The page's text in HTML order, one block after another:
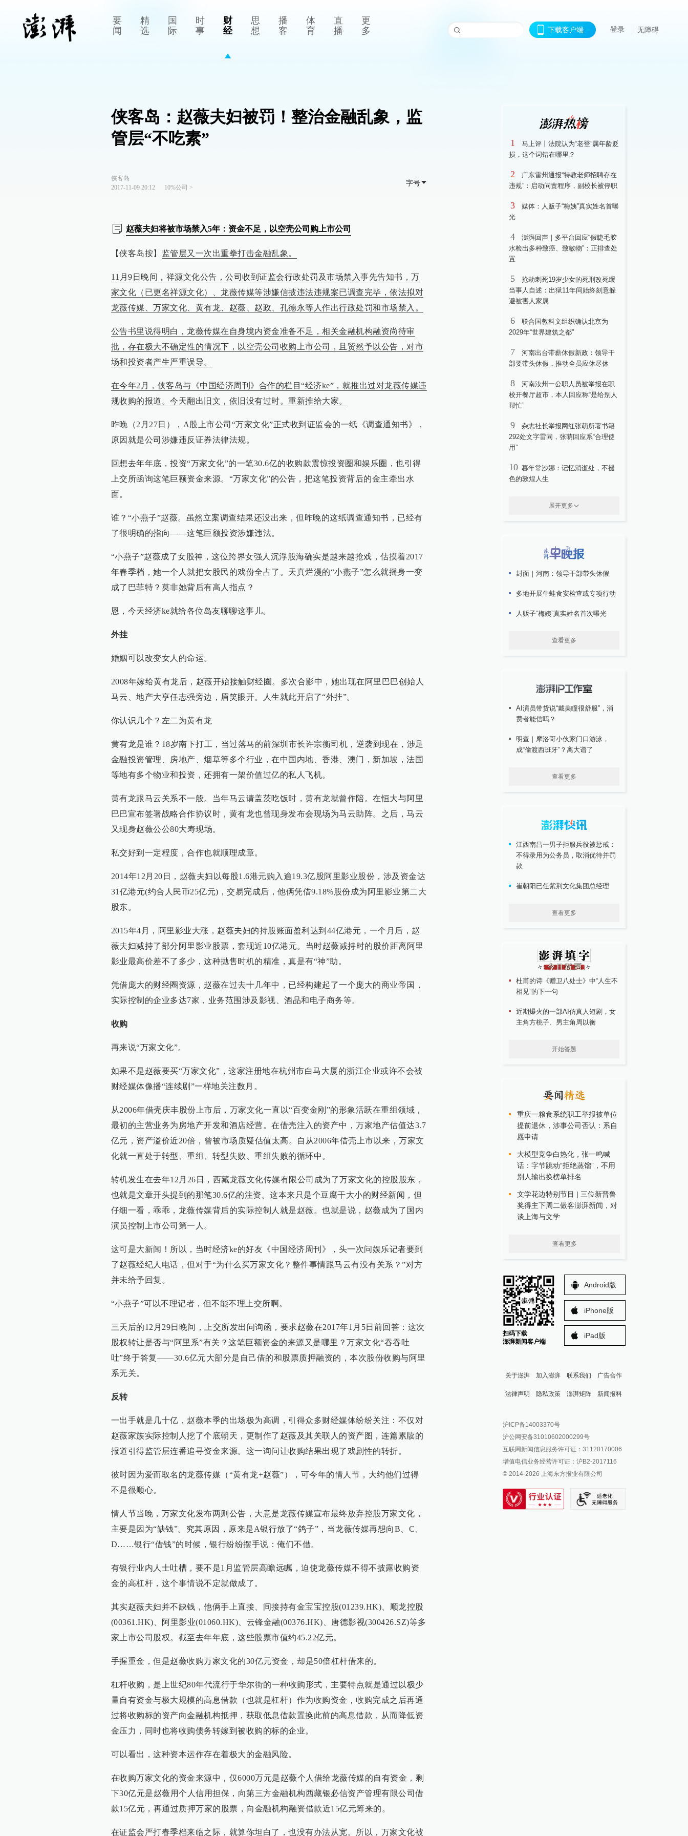
要
闻
精
选
国
际
时
事
财
经
思
想
播
客
体
育
直
播
更
多
下载客户端 登录 无障碍
侠客岛：赵薇夫妇被罚！整治金融乱象，监
管层“不吃素”
侠客岛
2017-11-09 20:12
10%公司 >
字号
赵薇夫妇将被市场禁入5年：资金不足，以空壳公司购上市公司
【侠客岛按】 监管层又一次出重拳打击金融乱象。
11月9日晚间，祥源文化公告，公司收到证监会行政处罚及市场禁入事先告知书，万
家文化（已更名祥源文化）、龙薇传媒等涉嫌信披违法违规案已调查完毕，依法拟对
龙薇传媒、万家文化、黄有龙、赵薇、赵政、孔德永等人作出行政处罚和市场禁入。
公告书里说得明白，龙薇传媒在自身境内资金准备不足，相关金融机构融资尚待审
批，存在极大不确定性的情况下，以空壳公司收购上市公司，且贸然予以公告，对市
场和投资者产生严重误导。
在今年2月，侠客岛与《中国经济周刊》合作的栏目“经济ke”，就推出过对龙薇传媒违
规收购的报道。今天翻出旧文，依旧没有过时。重新推给大家。
昨晚（2月27日），A股上市公司“万家文化”正式收到证监会的一纸《调查通知书》，
原因就是公司涉嫌违反证券法律法规。
回想去年年底，投资“万家文化”的一笔30.6亿的收购款震惊投资圈和娱乐圈，也引得
上交所函询这笔巨额资金来源。“万家文化”的公告，把这笔投资背后的金主牵出水
面。
谁？“小燕子”赵薇。虽然立案调查结果还没出来，但昨晚的这纸调查通知书，已经有
了很明确的指向——这笔巨额投资涉嫌违法。
“小燕子”赵薇成了女股神，这位跨界女强人沉浮股海确实是越来越抢戏，估摸着2017
年春季档，她一个人就把女股民的戏份全占了。天真烂漫的“小燕子”怎么就摇身一变
成了巴菲特？莫非她背后有高人指点？
恩，今天经济ke就给各位岛友聊聊这事儿。
外挂
婚姻可以改变女人的命运。
2008年嫁给黄有龙后，赵薇开始接触财经圈。多次合影中，她出现在阿里巴巴创始人
马云、地产大亨任志强旁边，眉笑眼开。人生就此开启了“外挂”。
你认识几个？左二为黄有龙
黄有龙是谁？18岁南下打工，当过落马的前深圳市长许宗衡司机，逆袭到现在，涉足
金融投资管理、房地产、烟草等多个行业，在中国内地、香港、澳门，新加坡，法国
等地有多个物业和投资，还拥有一架价值过亿的私人飞机。
黄有龙跟马云关系不一般。当年马云请盖茨吃饭时，黄有龙就曾作陪。在恒大与阿里
巴巴宣布签署战略合作协议时，黄有龙也曾现身发布会现场为马云助阵。之后，马云
又现身赵薇公公80大寿现场。
私交好到一定程度，合作也就顺理成章。
2014年12月20日，赵薇夫妇以每股1.6港元购入逾19.3亿股阿里影业股份，涉及资金达
31亿港元(约合人民币25亿元)，交易完成后，他俩凭借9.18%股份成为阿里影业第二大
股东。
2015年4月，阿里影业大涨，赵薇夫妇的持股账面盈利达到44亿港元，一个月后，赵
薇夫妇减持了部分阿里影业股票，套现近10亿港元。当时赵薇减持时的股价距离阿里
影业最高价差不了多少，这种抛售时机的精准，真是有“神”助。
凭借庞大的财经圈资源，赵薇在过去十几年中，已经构建起了一个庞大的商业帝国，
实际控制的企业多达7家，业务范围涉及影视、酒品和电子商务等。
收购
再来说“万家文化”。
如果不是赵薇要买“万家文化”，这家注册地在杭州市白马大厦的浙江企业或许不会被
财经媒体像播“连续剧”一样地关注数月。
从2006年借壳庆丰股份上市后，万家文化一直以“百变金刚”的形象活跃在重组领域，
最初的主营业务为房地产开发和酒店经营。在借壳注入的资产中，万家地产估值达3.7
亿元，资产溢价近20倍，曾被市场质疑估值太高。自从2006年借壳上市以来，万家文
化就一直处于转型、重组、转型失败、重组失败的循环中。
转机发生在去年12月26日，西藏龙薇文化传媒有限公司成为了万家文化的控股股东，
也就是文章开头提到的那笔30.6亿的注资。这本来只是个豆腐干大小的财经新闻，但
仔细一看，乖乖，龙薇传媒背后的实际控制人就是赵薇。也就是说，赵薇成为了国内
演员控制上市公司第一人。
这可是大新闻！所以，当时经济ke的好友《中国经济周刊》，头一次问娱乐记者要到
了赵薇经纪人电话，但对于“为什么买万家文化？整件事情跟马云有没有关系？”对方
并未给予回复。
“小燕子”可以不理记者，但不能不理上交所啊。
三天后的12月29日晚间，上交所发出问询函，要求赵薇在2017年1月5日前回答：这次
股权转让是否与“阿里系”有关？这笔巨额资金的来源又是哪里？万家文化“吞吞吐
吐”终于答复——30.6亿元大部分是自己借的和股票质押融资的，本次股份收购与阿里
系无关。
反转
一出手就是几十亿，赵薇本季的出场极为高调，引得众多财经媒体纷纷关注：不仅对
赵薇家族实际控制人挖了个底朝天，更制作了赵薇及其关联人的资产图，连篇累牍的
报道引得监管层连番追寻资金来源。这一询问让收购结果出现了戏剧性的转折。
彼时因为爱而取名的龙薇传媒（“黄有龙+赵薇”），可今年的情人节，大约他们过得
不是很顺心。
情人节当晚，万家文化发布两则公告，大意是龙薇传媒宣布最终放弃控股万家文化，
主要是因为“缺钱”。究其原因，原来是A银行放了“鸽子”，当龙薇传媒再想向B、C、
D……银行“借钱”的时候，银行纷纷摆手说：俺们不借。
有银行业内人士吐槽，要不是1月监管层高瞻远瞩，迫使龙薇传媒不得不披露收购资
金的高杠杆，这个事情说不定就做成了。
其实赵薇夫妇并不缺钱，他俩手上直接、间接持有金宝宝控股(01239.HK)、顺龙控股
(00361.HK)、阿里影业(01060.HK)、云锋金融(00376.HK)、唐德影视(300426.SZ)等多
家上市公司股权。截至去年年底，这些股票市值约45.22亿元。
手握重金，但是赵薇收购万家文化的30亿元资金，却是50倍杠杆借来的。
杠杆收购，是上世纪80年代流行于华尔街的一种收购形式，主要特点就是通过以极少
量自有资金与极大规模的高息借款（也就是杠杆）作为收购资金，收购完成之后再通
过将收购标的资产向金融机构抵押，获取低息借款置换此前的高息借款，从而降低资
金压力，同时也将收购债务转嫁到被收购的标的企业。
可以看出，这种资本运作存在着极大的金融风险。
在收购万家文化的资金来源中，仅6000万元是赵薇个人借给龙薇传媒的自有资金，剩
下30亿元是赵薇用个人信用担保，向第三方金融机构西藏银必信资产管理有限公司借
款15亿元，再通过质押万家的股票，向金融机构融资借款近15亿元筹来的。
在证监会严打春季档来临之际，就算你坦白了，也没有办法从宽。所以，万家文化被
1
马上评丨法院认为“老登”属年龄贬
损，这个词错在哪里？
2
广东雷州通报“特教老师招聘存在
违规”：启动问责程序，副校长被停职
3
媒体：人贩子“梅姨”真实姓名首曝
光
4
澎湃回声｜多平台回应“假睫毛胶
水检出多种致癌、致敏物”：正排查处
置
5
抢劫刺死19岁少女的死刑改死缓
当事人自述：出狱11年间始终刻意躲
避被害人家属
6
联合国教科文组织确认北京为
2029年“世界建筑之都”
7
河南出台带薪休假新政：领导干
部要带头休假，推动全员应休尽休
8
河南汝州一公职人员被举报在职
校开餐厅超市，本人回应称“是给别人
帮忙”
9
杂志社长举报网红张萌所著书籍
292处文字雷同，张萌回应系“合理使
用”
10 暮年常沙娜：记忆消逝处，不褪
色的敦煌人生
展开更多
封面｜河南：领导干部带头休假
多地开展牛蛙食安检查或专项行动
人贩子“梅姨”真实姓名首次曝光
查看更多
AI演员带货说“戴美瞳很舒服”，消
费者能信吗？
明查｜摩洛哥小伙家门口游泳，
成“偷渡西班牙”？离大谱了
查看更多
江西南昌一男子拒服兵役被惩戒：
不得录用为公务员，取消优待并罚
款
崔朝阳已任紫荆文化集团总经理
查看更多
杜甫的诗《赠卫八处士》中“人生不
相见”的下一句
近期爆火的一部AI仿真人短剧，女
主角方桃子、男主角周以衡
开始答题
重庆一粮食系统职工举报被单位
提前退休，涉事公司否认：系自
愿申请
大模型竞争白热化，张一鸣喊
话：字节跳动“拒绝蒸馏”，不用
别人输出换榜单排名
文学花边特别节目 | 三位新晋鲁
奖得主下周二做客澎湃新闻，对
谈上海与文学
查看更多
扫码下载
澎湃新闻客户端
Android版
iPhone版
iPad版
关于澎湃 加入澎湃 联系我们 广告合作
法律声明 隐私政策 澎湃矩阵
澎湃新闻公众号
澎湃新闻抖音号
派生万物开放平台
IP SHANGHAI
SIXTH TONE
新闻报料
报料邮箱: news@thepaper.cn
沪ICP备14003370号
沪公网安备31010602000299号
互联网新闻信息服务许可证：31120170006
增值电信业务经营许可证：沪B2-2017116
© 2014-2026 上海东方报业有限公司